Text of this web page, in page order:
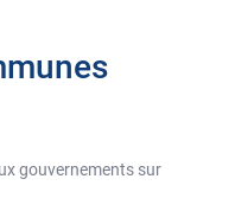
gouvernements sur